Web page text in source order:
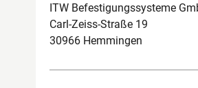
ITW Befestigungssysteme
Carl-Zeiss-Straße 19
30966 Hemmingen